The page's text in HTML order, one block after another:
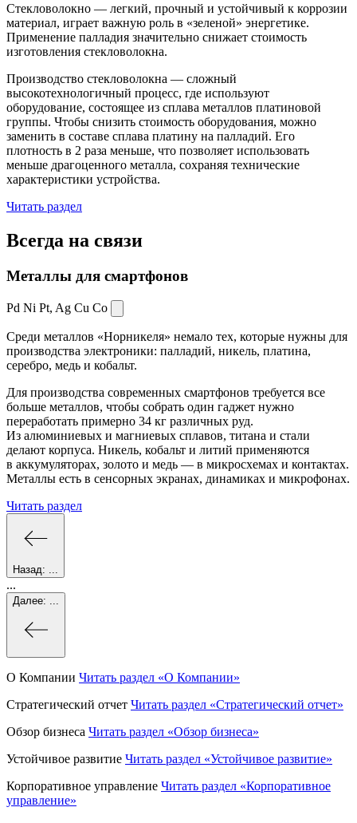
Стекловолокно — легкий, прочный и устойчивый к коррозии
материал, играет важную роль в «зеленой» энергетике.
Применение палладия значительно снижает стоимость
изготовления стекловолокна.
Производство стекловолокна — сложный
высокотехнологичный процесс, где используют
оборудование, состоящее из сплава металлов платиновой
группы. Чтобы снизить стоимость оборудования, можно
заменить в составе сплава платину на палладий. Его
плотность в 2 раза меньше, что позволяет использовать
меньше драгоценного металла, сохраняя технические
характеристики устройства.
Читать раздел
Всегда на связи
Металлы для смартфонов
Pd Ni Pt, Ag Cu Co
Среди металлов «Норникеля» немало тех, которые нужны для
производства электроники: палладий, никель, платина,
серебро, медь и кобальт.
Для производства современных смартфонов требуется все
больше металлов, чтобы собрать один гаджет нужно
переработать примерно 34 кг различных руд.
Из алюминиевых и магниевых сплавов, титана и стали
делают корпуса. Никель, кобальт и литий применяются
в аккумуляторах, золото и медь — в микросхемах и контактах.
Металлы есть в сенсорных экранах, динамиках и микрофонах.
Читать раздел
Назад:
...
Далее:
О Компании Читать раздел «О Компании»
Стратегический отчет Читать раздел «Стратегический отчет»
Обзор бизнеса Читать раздел «Обзор бизнеса»
Устойчивое развитие Читать раздел «Устойчивое развитие»
Корпоративное управление Читать раздел «Корпоративное
управление»